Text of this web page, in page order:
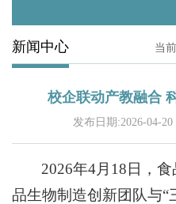
新闻中心 当
校企联动产教融合
发布日期:2026-04-20
2026年4月18日，
品生物制造创新团队与“